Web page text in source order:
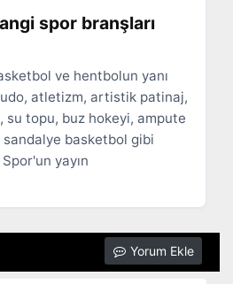
spor branşları
ve hentbolun yanı
atletizm, artistik patinaj,
su topu, buz hokeyi, ampute
basketbol gibi
yayın
Yorum Ekle